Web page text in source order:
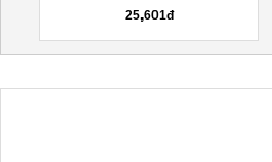
AU,...
25,601đ